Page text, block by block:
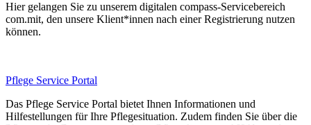
Hier gelangen Sie zu unserem digitalen compass-Servicebereich
com.mit, den unsere Klient*innen nach einer Registrierung nutzen
können.
Pflege Service Portal
Das Pflege Service Portal bietet Ihnen Informationen und
Hilfestellungen für Ihre Pflegesituation. Zudem finden Sie über die